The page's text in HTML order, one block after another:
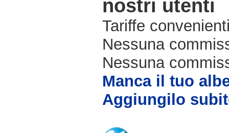
nostri utenti
Tariffe
Nessuna
Nessuna
Manca il tuo
Aggiungilo